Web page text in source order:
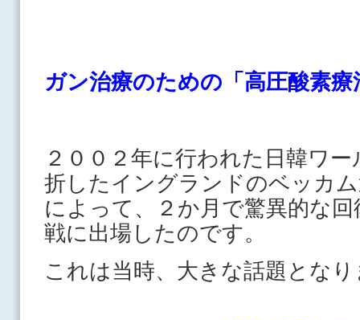
ガン治療のための「高圧酸素療
２００２年に行われた日韓ワ
折したイングランドのベッカ
によって、２か月で驚異的な
戦に出場したのです。
これは当時、大きな話題とな